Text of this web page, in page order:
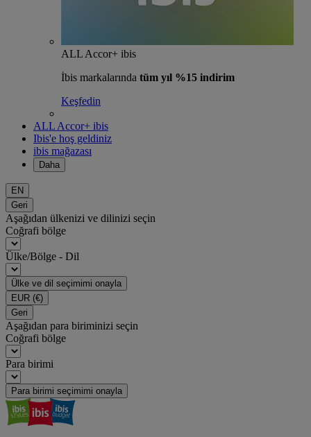
ALL Accor+ ibis
İbis markalarında tüm yıl %15 indirim
Keşfedin
ALL Accor+ ibis
Ibis'e hoş geldiniz
ibis mağazası
Daha
EN
Geri
Aşağıdan ülkenizi ve dilinizi seçin
Coğrafi bölge
Ülke/Bölge - Dil
Ülke ve dil seçimimi onayla
EUR (€)
Geri
Aşağıdan para biriminizi seçin
Coğrafi bölge
Para birimi
Para birimi seçimimi onayla